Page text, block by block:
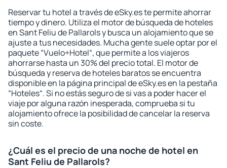
Reservar tu hotel a través de eSky.es te permite ahorrar
tiempo y dinero. Utiliza el motor de búsqueda de hoteles
en Sant Feliu de Pallarols y busca un alojamiento que se
ajuste a tus necesidades. Mucha gente suele optar por el
paquete “Vuelo+Hotel“, que permite a los viajeros
ahorrarse hasta un 30% del precio total. El motor de
búsqueda y reserva de hoteles baratos se encuentra
disponible en la página principal de eSky.es en la pestaña
“Hoteles“. Si no estás seguro de si vas a poder hacer el
viaje por alguna razón inesperada, comprueba si tu
alojamiento ofrece la posibilidad de cancelar la reserva
sin coste.
¿Cuál es el precio de una noche de hotel en
Sant Feliu de Pallarols?